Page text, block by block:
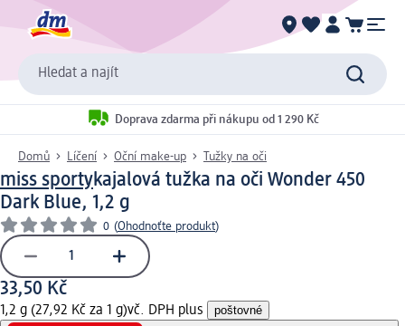
Hledat a najít
Doprava zdarma při nákupu od 1 290 Kč
Domů Líčení Oční make-up Tužky na oči
miss sportykajalová tužka na oči Wonder 450
Dark Blue, 1,2 g
0 (Ohodnoťte produkt)
33,50 Kč
1,2 g (27,92 Kč za 1 g)vč. DPH plus poštovné